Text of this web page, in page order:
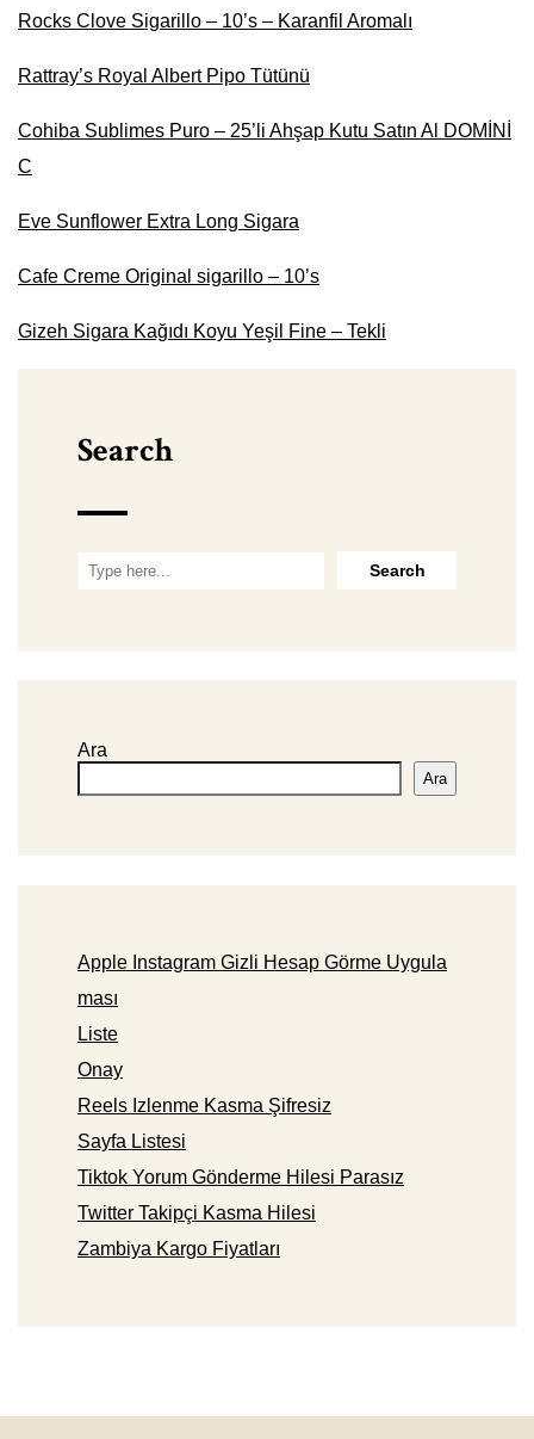
Rocks Clove Sigarillo – 10’s – Karanfil Aromalı
Rattray’s Royal Albert Pipo Tütünü
Cohiba Sublimes Puro – 25’li Ahşap Kutu Satın Al DOMİNİ
C
Eve Sunflower Extra Long Sigara
Cafe Creme Original sigarillo – 10’s
Gizeh Sigara Kağıdı Koyu Yeşil Fine – Tekli
Search
Ara
Ara
Apple Instagram Gizli Hesap Görme Uygula
ması
Liste
Onay
Reels Izlenme Kasma Şifresiz
Sayfa Listesi
Tiktok Yorum Gönderme Hilesi Parasız
Twitter Takipçi Kasma Hilesi
Zambiya Kargo Fiyatları